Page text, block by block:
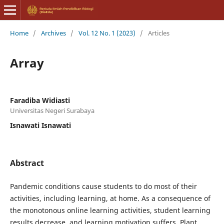
Home / Archives / Vol. 12 No. 1 (2023) / Articles
Array
Faradiba Widiasti
Universitas Negeri Surabaya
Isnawati Isnawati
Abstract
Pandemic conditions cause students to do most of their
activities, including learning, at home. As a consequence of
the monotonous online learning activities, student learning